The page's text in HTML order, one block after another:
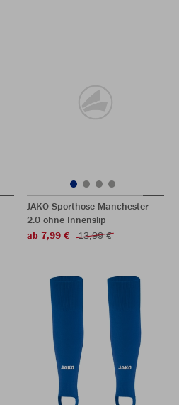
JAKO Sporthose Manchester
2.0 ohne Innenslip
ab 7,99 €
13,99 €